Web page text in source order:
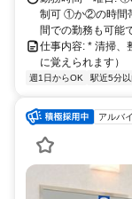
制可 ①か②の時間
間での勤務も可能
仕事内容: * 清掃、
に覚えられます）
週1日からOK 駅近5分以
アルバ